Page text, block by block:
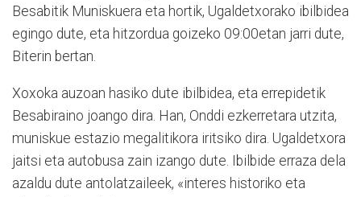
Besabitik Muniskuera eta hortik, Ugaldetxorako ibilbidea
egingo dute, eta hitzordua goizeko 09:00etan jarri dute,
Biterin bertan.
Xoxoka auzoan hasiko dute ibilbidea, eta errepidetik
Besabiraino joango dira. Han, Onddi ezkerretara utzita,
muniskue estazio megalitikora iritsiko dira. Ugaldetxora
jaitsi eta autobusa zain izango dute. Ibilbide erraza dela
azaldu dute antolatzaileek, «interes historiko eta